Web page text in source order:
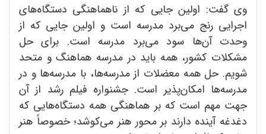
وی گفت: اولین جایی که از ناهماهنگی دستگاه‌‌های
اجرایی رنج می‌برد مدرسه است و اولین جایی که از
وحدت آن‌ها سود می‌برد مدرسه است. برای حل
مشکلات کشور، همه باید در مدرسه هماهنگ و متحد
شویم. حل همه معضلات از مدرسه‌ها، با مدرسه‌ها و در
مدرسه‌ها امکان‌پذیر است. جشنواره فیلم رشد از آن
جهت مهم است که بر هماهنگی همه دستگاه‌هایی که
دغدغه آینده دارند بر محور هنر می‌کوشد؛ خصوصاً هنر